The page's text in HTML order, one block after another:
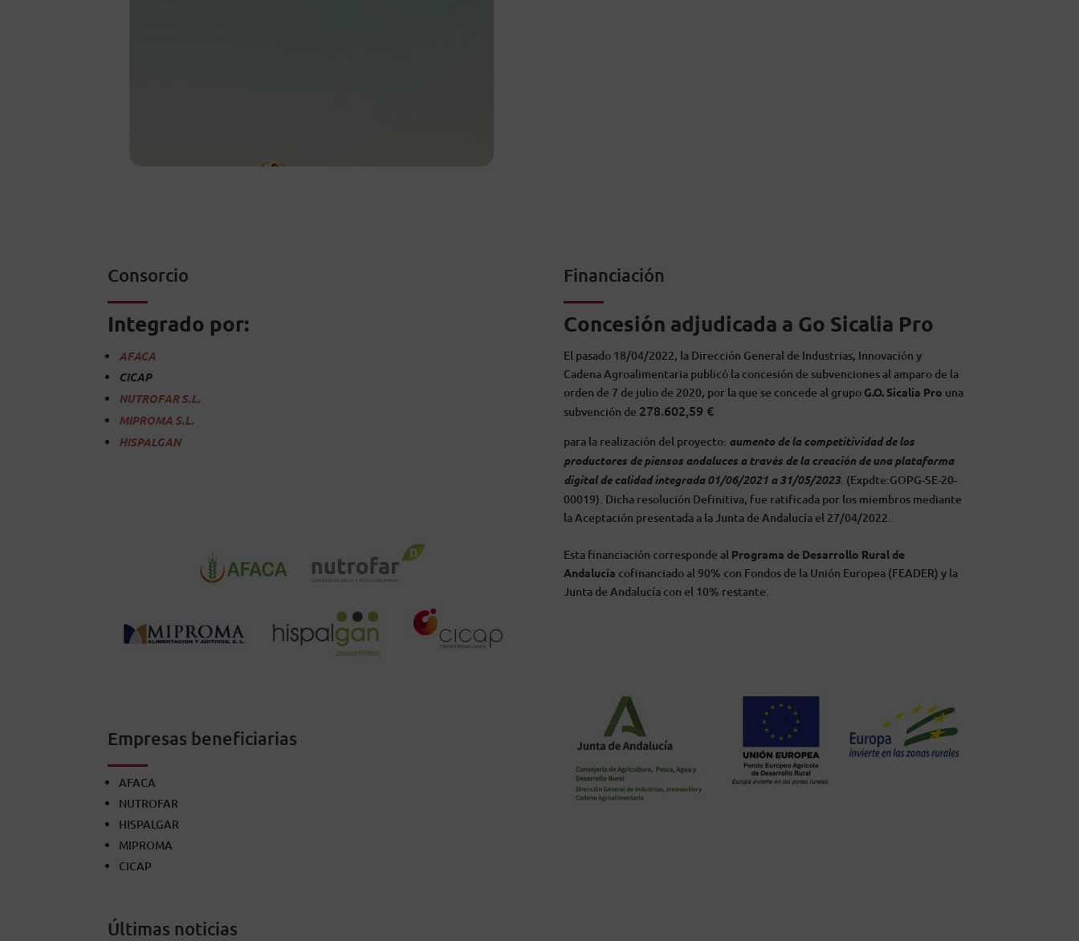
Consorcio
Integrado por:
AFACA
CICAP
NUTROFAR S.L.
MIPROMA S.L.
HISPALGAN
Empresas beneficiarias
AFACA
NUTROFAR
HISPALGAR
MIPROMA
CICAP
Financiación
Concesión adjudicada a Go Sicalia Pro
El pasado 18/04/2022, la Dirección General de Industrias, Innovación y
CadenaAgroalimentaria publicó la concesión de subvenciones al amparo de la
orden de 7 de julio de 2020, por la que se concede al grupo G.O. Sicalia Pro una
subvención de 278.602,59 €
para la realización del proyecto: aumento de la competitividad de los
productores de piensos andaluces a través de la creación de una plataforma
digital de calidad integrada01/06/2021 a 31/05/2023. (Expdte:GOPG-SE-20-
00019). Dicha resolución Definitiva, fue ratificada por los miembros mediante
la Aceptación presentada a la Junta de Andalucía el 27/04/2022.
Esta financiación corresponde al Programa de Desarrollo Rural de
Andalucía cofinanciado al 90% con Fondos de la Unión Europea (FEADER) y la
Junta de Andalucía con el 10% restante.
Últimas noticias